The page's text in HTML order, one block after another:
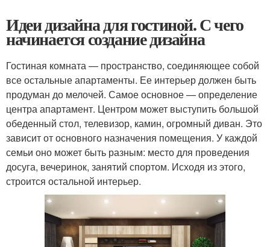
Идеи дизайна для гостиной. С чего
начинается создание дизайна
Гостиная комната — пространство, соединяющее собой
все остальные апартаменты. Ее интерьер должен быть
продуман до мелочей. Самое основное — определение
центра апартамент. Центром может выступить большой
обеденный стол, телевизор, камин, огромный диван. Это
зависит от основного назначения помещения. У каждой
семьи оно может быть разным: место для проведения
досуга, вечеринок, занятий спортом. Исходя из этого,
строится остальной интерьер.